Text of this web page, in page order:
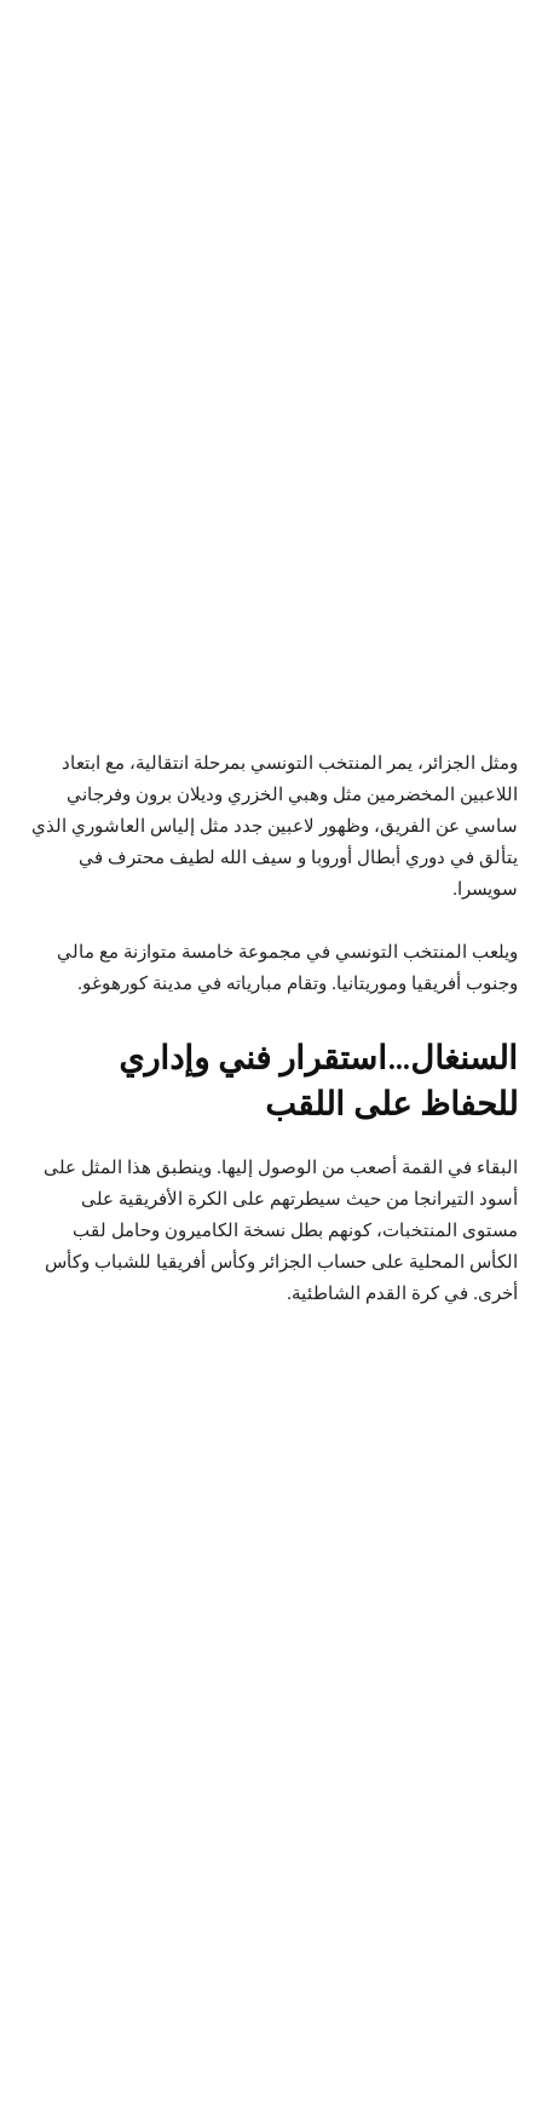
ومثل الجزائر، يمر المنتخب التونسي بمرحلة انتقالية، مع ابتعاد
اللاعبين المخضرمين مثل وهبي الخزري وديلان برون وفرجاني
ساسي عن الفريق، وظهور لاعبين جدد مثل إلياس العاشوري الذي
يتألق في دوري أبطال أوروبا و سيف الله لطيف محترف في
سويسرا.
ويلعب المنتخب التونسي في مجموعة خامسة متوازنة مع مالي
وجنوب أفريقيا وموريتانيا. وتقام مبارياته في مدينة كورهوغو.
السنغال…استقرار فني وإداري
للحفاظ على اللقب
البقاء في القمة أصعب من الوصول إليها. وينطبق هذا المثل على
أسود التيرانجا من حيث سيطرتهم على الكرة الأفريقية على
مستوى المنتخبات، كونهم بطل نسخة الكاميرون وحامل لقب
الكأس المحلية على حساب الجزائر وكأس أفريقيا للشباب وكأس
أخرى. في كرة القدم الشاطئية.